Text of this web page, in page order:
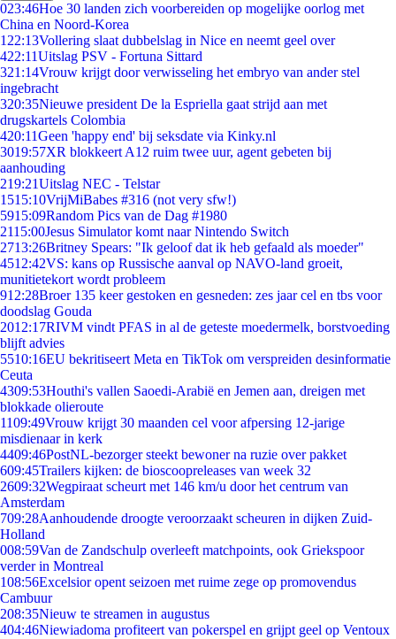
023:46Hoe 30 landen zich voorbereiden op mogelijke oorlog met
China en Noord-Korea
1 22:13Vollering slaat dubbelslag in Nice en neemt geel over
422:11Uitslag PSV - Fortuna Sittard
321:14Vrouw krijgt door verwisseling het embryo van ander stel
ingebracht
320:35Nieuwe president De la Espriella gaat strijd aan met
drugskartels Colombia
420:11Geen 'happy end' bij seksdate via Kinky.nl
3019:57XR blokkeert A12 ruim twee uur, agent gebeten bij
aanhouding
219:21Uitslag NEC - Telstar
1515:10VrijMiBabes #316 (not very sfw!)
5915:09Random Pics van de Dag #1980
2115:00Jesus Simulator komt naar Nintendo Switch
2713:26Britney Spears: "Ik geloof dat ik heb gefaald als moeder"
4512:42VS: kans op Russische aanval op NAVO-land groeit,
munitietekort wordt probleem
912:28Broer 135 keer gestoken en gesneden: zes jaar cel en tbs voor
doodslag Gouda
2012:17RIVM vindt PFAS in al de geteste moedermelk, borstvoeding
blijft advies
5510:16EU bekritiseert Meta en TikTok om verspreiden desinformatie
Ceuta
4309:53Houthi's vallen Saoedi-Arabië en Jemen aan, dreigen met
blokkade olieroute
1109:49Vrouw krijgt 30 maanden cel voor afpersing 12-jarige
misdienaar in kerk
4409:46PostNL-bezorger steekt bewoner na ruzie over pakket
609:45Trailers kijken: de bioscoopreleases van week 32
2609:32Wegpiraat scheurt met 146 km/u door het centrum van
Amsterdam
709:28Aanhoudende droogte veroorzaakt scheuren in dijken Zuid-
Holland
008:59Van de Zandschulp overleeft matchpoints, ook Griekspoor
verder in Montreal
108:56Excelsior opent seizoen met ruime zege op promovendus
Cambuur
208:35Nieuw te streamen in augustus
404:46Niewiadoma profiteert van pokerspel en grijpt geel op Ventoux